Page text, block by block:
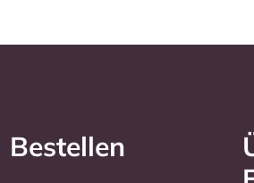
Bestellen